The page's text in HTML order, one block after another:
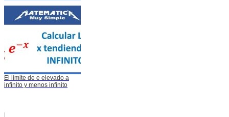
El límite de e elevado a
infinito y menos infinito